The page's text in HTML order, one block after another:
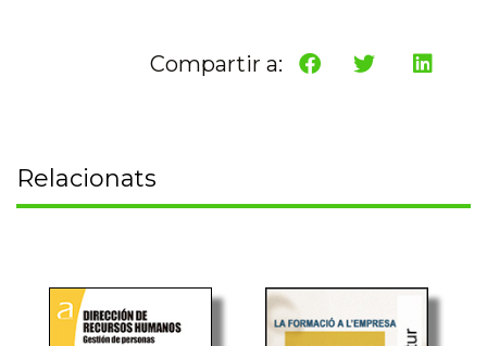
Compartir a:
Relacionats